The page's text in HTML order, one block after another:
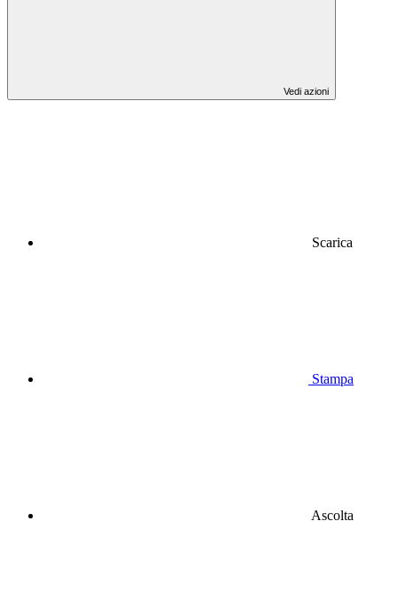
Vedi azioni
Scarica
Stampa
Ascolta